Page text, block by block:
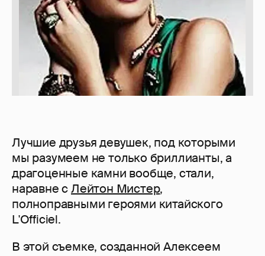
Лучшие друзья девушек, под которыми
мы разумеем не только бриллианты, а
драгоценные камни вообще, стали,
наравне сЛейтон Мистер,
полноправными героями китайского
L'Officiel.
В этой съемке, созданной Алексеем